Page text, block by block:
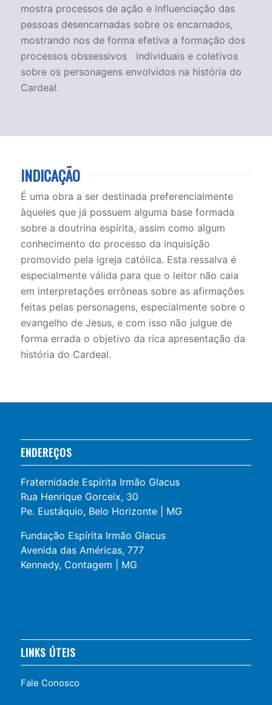
mostra processos de ação e influenciação das
pessoas desencarnadas sobre os encarnados,
mostrando nos de forma efetiva a formação dos
processos obssessivos individuais e coletivos
sobre os personagens envolvidos na história do
Cardeal.
INDICAÇÃO
É uma obra a ser destinada preferencialmente
àqueles que já possuem alguma base formada
sobre a doutrina espírita, assim como algum
conhecimento do processo da inquisição
promovido pela igreja católica. Esta ressalva é
especialmente válida para que o leitor não caia
em interpretações errôneas sobre as afirmações
feitas pelas personagens, especialmente sobre o
evangelho de Jesus, e com isso não julgue de
forma errada o objetivo da rica apresentação da
história do Cardeal.
ENDEREÇOS
Fraternidade Espírita Irmão Glacus
Rua Henrique Gorceix, 30
Pe. Eustáquio, Belo Horizonte | MG
Fundação Espírita Irmão Glacus
Avenida das Américas, 777
Kennedy, Contagem | MG
LINKS ÚTEIS
Fale Conosco